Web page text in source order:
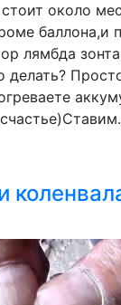
около
баллона,и
лямбда
делать?